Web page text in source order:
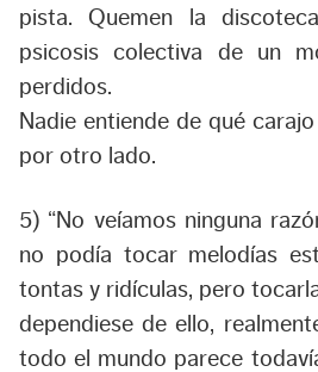
pista. Quemen la
psicosis colectiva de un
perdidos.
Nadie entiende de qué
por otro lado.
5) “No veíamos ninguna
no podía tocar melodías
tontas y ridículas, pero
dependiese de ello,
todo el mundo parece